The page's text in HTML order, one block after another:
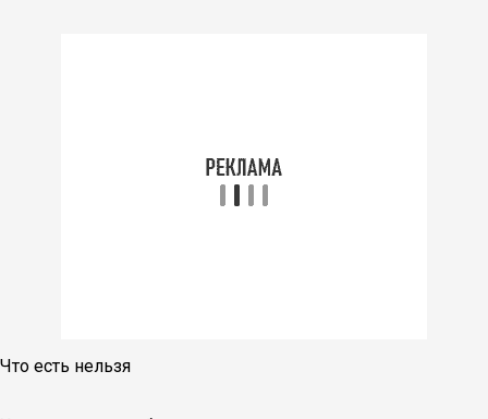
Что есть нельзя